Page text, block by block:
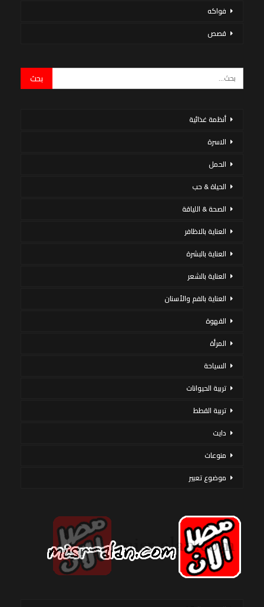
فواكه
قصص
أنظمة غذائية
الاسرة
الحمل
الحياة & حب
الصحة & اللياقة
العناية بالاظافر
العناية بالبشرة
العناية بالشعر
العناية بالفم والأسنان
القهوة
المرأة
السياحة
تربية الحيوانات
تربية القطط
دايت
منوعات
موضوع تعبير